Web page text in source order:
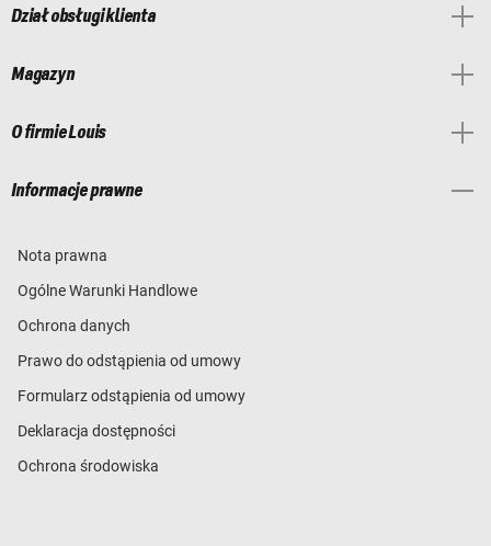
Dział obsługi klienta
Magazyn
O firmie Louis
Informacje prawne
Nota prawna
Ogólne Warunki Handlowe
Ochrona danych
Prawo do odstąpienia od umowy
Formularz odstąpienia od umowy
Deklaracja dostępności
Ochrona środowiska